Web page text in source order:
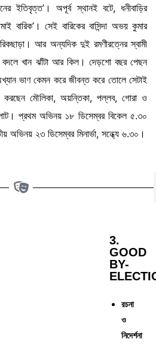
ইতিবৃত্ত’। অপূর্ব স্থানই বটে, ধনীবাড়ির
বারিক’। সেই বারিকের বাসিন্দা অভয় কুমার
আর অন্যদিক দুই রমণীরত্নের স্বামী
বদলে খান ঝাঁটা আর কিল। দেড়শো বছর পেছন
ভাণ কেমন করে জীবন্ত করে তোলে সেটাই
করছেন মৌলিকা, অয়ন্তিকা, পল্লব, গোরা ও
প্রথম অভিনয় ১৮ ডিসেম্বর বিকেল ৫.৩০
অভিনয় ২৩ ডিসেম্বর মিনার্ভা, সন্ধ্যে ৬.৩০।
3.
GOOD
BY-
রচনা
ও
নিদের্শনা